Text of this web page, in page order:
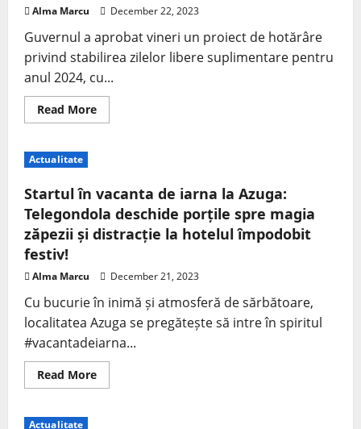
Alma Marcu December 22, 2023
Guvernul a aprobat vineri un proiect de hotărâre
privind stabilirea zilelor libere suplimentare pentru
anul 2024, cu...
Read More
Actualitate
Startul în vacanta de iarna la Azuga:
Telegondola deschide porțile spre magia
zăpezii și distracție la hotelul împodobit
festiv!
Alma Marcu December 21, 2023
Cu bucurie în inimă și atmosferă de sărbătoare,
localitatea Azuga se pregătește să intre în spiritul
#vacantadeiarna...
Read More
Actualitate